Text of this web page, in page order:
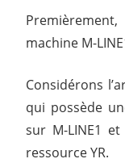
machine M-
Considérons
qui possède
sur M-LINE1
ressource YR.